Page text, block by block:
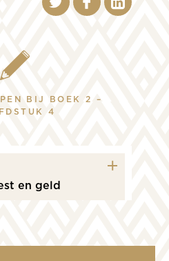
BIJ BOEK 2 –
4
en geld